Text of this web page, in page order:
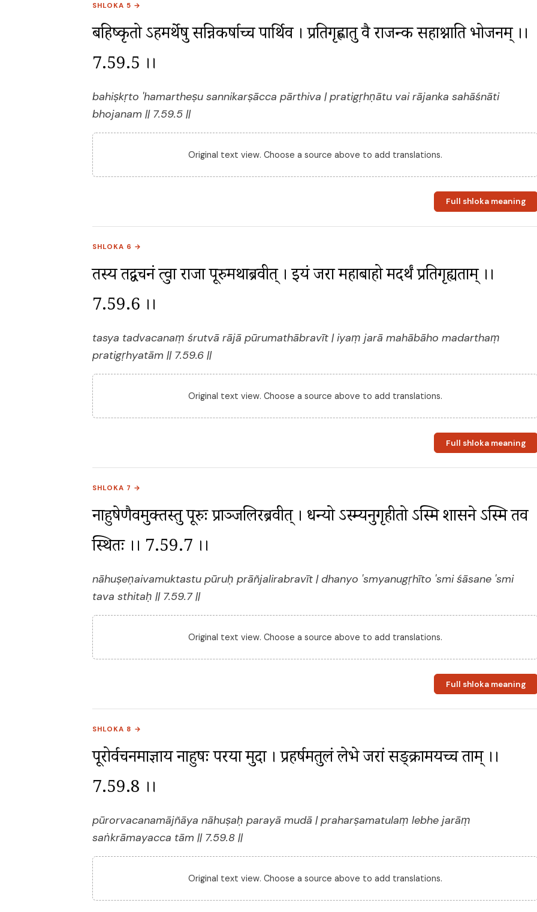
SHLOKA 5 →
बहिष्कृतो ऽहमर्थेषु सन्निकर्षाच्च पार्थिव । प्रतिगृह्णातु वै राजन्क सहाश्नाति भोजनम् ।।
7.59.5 ।।
bahiṣkṛto 'hamartheṣu sannikarṣācca pārthiva | pratigṛhṇātu vai rājanka sahāśnāti
bhojanam || 7.59.5 ||
Original text view. Choose a source above to add translations.
Full shloka meaning
SHLOKA 6 →
तस्य तद्वचनं श्रुत्वा राजा पूरुमथाब्रवीत् । इयं जरा महाबाहो मदर्थं प्रतिगृह्यताम् ।।
7.59.6 ।।
tasya tadvacanaṃ śrutvā rājā pūrumathābravīt | iyaṃ jarā mahābāho madarthaṃ
pratigṛhyatām || 7.59.6 ||
Original text view. Choose a source above to add translations.
Full shloka meaning
SHLOKA 7 →
नाहुषेणैवमुक्तस्तु पूरुः प्राञ्जलिरब्रवीत् । धन्यो ऽस्म्यनुगृहीतो ऽस्मि शासने ऽस्मि तव
स्थितः ।। 7.59.7 ।।
nāhuṣeṇaivamuktastu pūruḥ prāñjalirabravīt | dhanyo 'smyanugṛhīto 'smi śāsane 'smi
tava sthitaḥ || 7.59.7 ||
Original text view. Choose a source above to add translations.
Full shloka meaning
SHLOKA 8 →
पूरोर्वचनमाज्ञाय नाहुषः परया मुदा । प्रहर्षमतुलं लेभे जरां सङ्क्रामयच्च ताम् ।।
7.59.8 ।।
pūrorvacanamājñāya nāhuṣaḥ parayā mudā | praharṣamatulaṃ lebhe jarāṃ
saṅkrāmayacca tām || 7.59.8 ||
Original text view. Choose a source above to add translations.